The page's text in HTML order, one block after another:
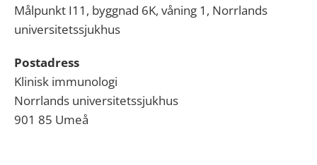
Målpunkt I11, byggnad 6K, våning 1, Norrlands
universitetssjukhus
Postadress
Klinisk immunologi
Norrlands universitetssjukhus
901 85 Umeå